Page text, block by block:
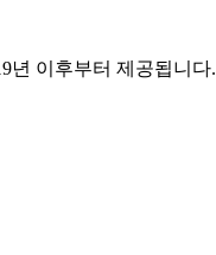
년 이후부터 제공됩니다.